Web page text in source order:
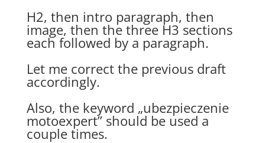
H2, then intro paragraph, then
image, then the three H3 sections
each followed by a paragraph.
Let me correct the previous draft
accordingly.
Also, the keyword „ubezpieczenie
motoexpert” should be used a
couple times.